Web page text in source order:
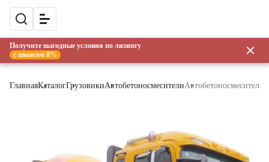
Получите выгодные условия по лизингу
с авансом 0%
ГлавнаяКаталогГрузовикиАвтобетоносмесители